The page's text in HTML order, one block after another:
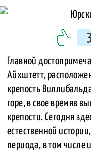
Главной
Айхштетт,
крепость
горе, в свое времяв
крепости. Сегодня
естественной
периода, в том числе